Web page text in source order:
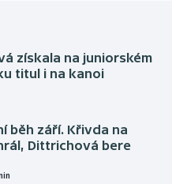
získala na juniorském
titul i na kanoi
běh září. Křivda na
Dittrichová bere